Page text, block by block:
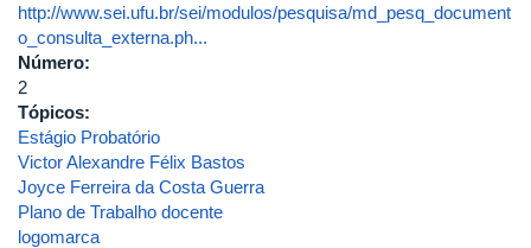
http://www.sei.ufu.br/sei/modulos/pesquisa/md_pesq_document
o_consulta_externa.ph...
Número:
2
Tópicos:
Estágio Probatório
Victor Alexandre Félix Bastos
Joyce Ferreira da Costa Guerra
Plano de Trabalho docente
logomarca